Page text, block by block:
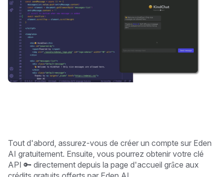
Tout d'abord, assurez-vous de créer un compte sur Eden
AI gratuitement. Ensuite, vous pourrez obtenir votre clé
API 🔑 directement depuis la page d'accueil grâce aux